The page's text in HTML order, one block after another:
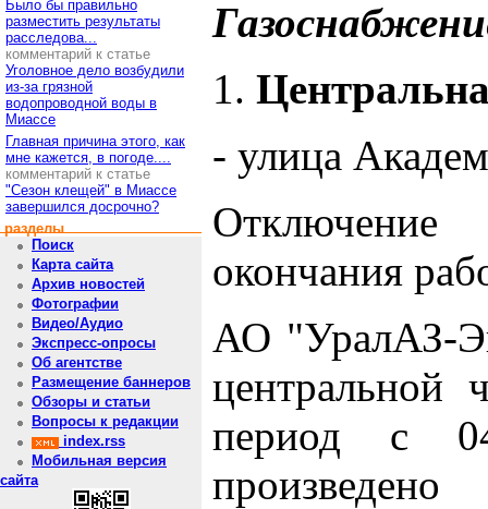
Было бы правильно
разместить результаты
расследова...
комментарий к статье
Уголовное дело возбудили
из-за грязной
водопроводной воды в
Миассе
Главная причина этого, как
мне кажется, в погоде....
комментарий к статье
"Сезон клещей" в Миассе
завершился досрочно?
разделы
Поиск
Карта сайта
Архив новостей
Фотографии
Видео/Аудио
Экспресс-опросы
Об агентстве
Размещение баннеров
Обзоры и статьи
Вопросы к редакции
index.rss
Мобильная версия
сайта
1.
- улица
окончания
АО "УралАЗ-
центральной
период с